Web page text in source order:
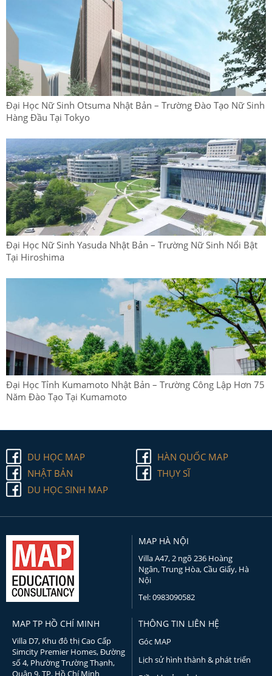
Đại Học Nữ Sinh Otsuma Nhật Bản – Trường Đào Tạo Nữ Sinh
Hàng Đầu Tại Tokyo
Đại Học Nữ Sinh Yasuda Nhật Bản – Trường Nữ Sinh Nổi Bật
Tại Hiroshima
Đại Học Tỉnh Kumamoto Nhật Bản – Trường Công Lập Hơn 75
Năm Đào Tạo Tại Kumamoto
DU HỌC MAP
HÀN QUỐC MAP
NHẬT BẢN
THỤY SĨ
DU HỌC SINH MAP
MAP HÀ NỘI
Villa A47, 2 ngõ 236 Hoàng
Ngân, Trung Hòa, Cầu Giấy, Hà
Nội
Tel: 0983090582
MAP TP HỒ CHÍ MINH
Villa D7, Khu đô thị Cao Cấp
Simcity Premier Homes, Đường
số 4, Phường Trường Thạnh,
Quận 9, TP. Hồ Chí Minh
THÔNG TIN LIÊN HỆ
Góc MAP
Lịch sử hình thành & phát triển